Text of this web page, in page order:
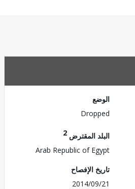
Dropped
البلد المقترض
Arab Republic of Egypt
تاريخ الإفصاح
2014/09/21